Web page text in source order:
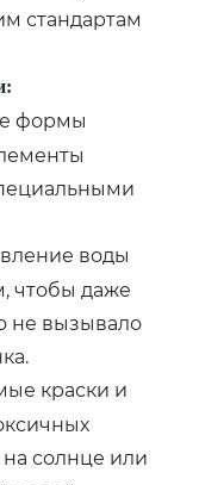
стандартам
формы
воды
чтобы даже
не вызывало
краски и
солнце или